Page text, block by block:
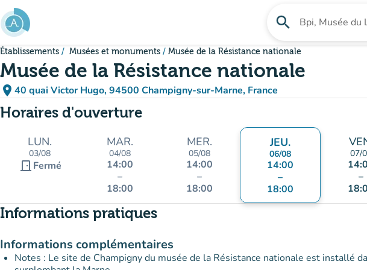
Aller au contenu principal
search Rechercher un
Établissements Musées et monuments Musée de la Résistance nationale
Musée de la Résistance nationale
place 40 quai Victor Hugo, 94500 Champigny-sur-Marne, France
(ouvrir dans Google Maps)
(nouvel onglet)
Horaires d'ouverture
LUN.
03/08
door_front Fermé
MAR.
04/08
14:00
–
18:00
MER.
05/08
14:00
–
18:00
JEU.
06/08
14:00
–
18:00
07/
–
Informations pratiques
Informations complémentaires
Notes : Le site de Champigny du musée de la Résistance nationale est installé